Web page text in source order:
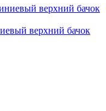
верхний бачок